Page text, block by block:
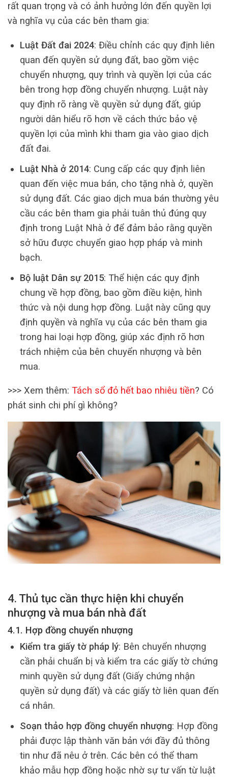
rất quan trọng và có ảnh hưởng lớn đến quyền lợi
và nghĩa vụ của các bên tham gia:
Luật Đất đai 2024: Điều chỉnh các quy định liên
quan đến quyền sử dụng đất, bao gồm việc
chuyển nhượng, quy trình và quyền lợi của các
bên trong hợp đồng chuyển nhượng. Luật này
quy định rõ ràng về quyền sử dụng đất, giúp
người dân hiểu rõ hơn về cách thức bảo vệ
quyền lợi của mình khi tham gia vào giao dịch
đất đai.
Luật Nhà ở 2014: Cung cấp các quy định liên
quan đến việc mua bán, cho tặng nhà ở, quyền
sử dụng đất. Các giao dịch mua bán thường yêu
cầu các bên tham gia phải tuân thủ đúng quy
định trong Luật Nhà ở để đảm bảo rằng quyền
sở hữu được chuyển giao hợp pháp và minh
bạch.
Bộ luật Dân sự 2015: Thể hiện các quy định
chung về hợp đồng, bao gồm điều kiện, hình
thức và nội dung hợp đồng. Luật này cũng quy
định quyền và nghĩa vụ của các bên tham gia
trong hai loại hợp đồng, giúp xác định rõ hơn
trách nhiệm của bên chuyển nhượng và bên
mua.
>>> Xem thêm: Tách sổ đỏ hết bao nhiêu tiền? Có
phát sinh chi phí gì không?
4. Thủ tục cần thực hiện khi chuyển
nhượng và mua bán nhà đất
4.1. Hợp đồng chuyển nhượng
Kiểm tra giấy tờ pháp lý: Bên chuyển nhượng
cần phải chuẩn bị và kiểm tra các giấy tờ chứng
minh quyền sử dụng đất (Giấy chứng nhận
quyền sử dụng đất) và các giấy tờ liên quan đến
cá nhân.
Soạn thảo hợp đồng chuyển nhượng: Hợp đồng
phải được lập thành văn bản với đầy đủ thông
tin như đã nêu ở trên. Các bên có thể tham
khảo mẫu hợp đồng hoặc nhờ sự tư vấn từ luật